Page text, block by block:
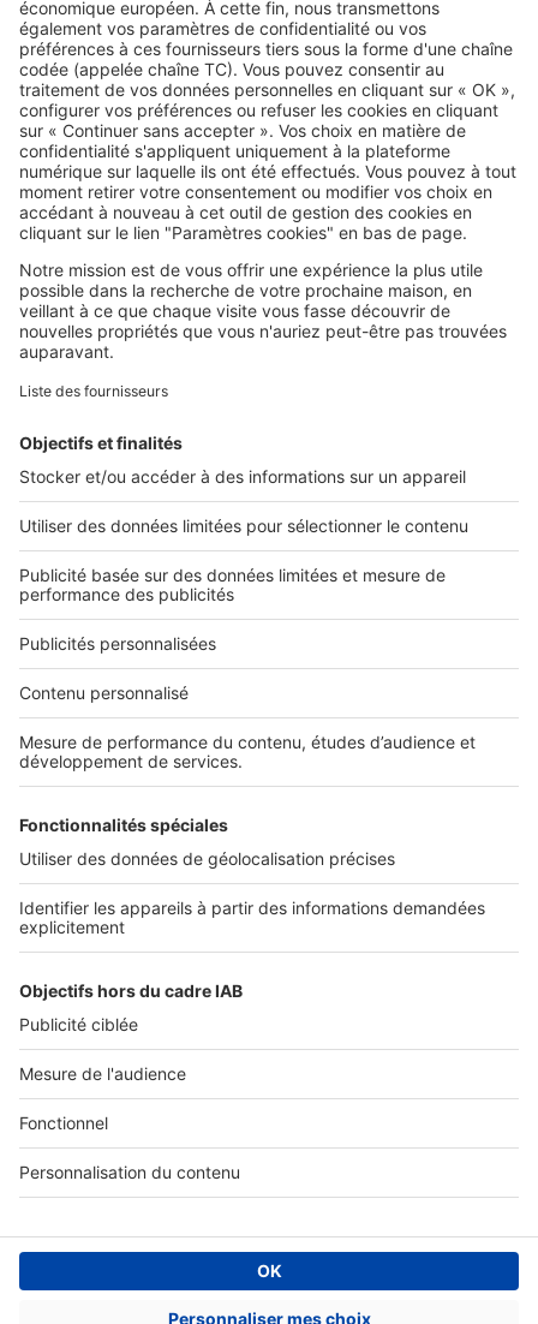
locataires regardent avant de
louer votre logement
SeLoger c'est aussi
Retrouvez-nous sur ...
L'ENTREPRISE
Nous contacter
Nous recrutons
NOS APPLICATIONS
Découvrez nos applications
Tous nos services pro
Accès client
À DÉCOUVRIR
Annuaire des professionnels
Tout l'immobilier
Toutes les villes
Tous les départements
Toutes les régions
SeLoger © 1992 - 2023
Annonces Immobilières
Paramétrer mes cookies
Conditions Générales d'Utilisation